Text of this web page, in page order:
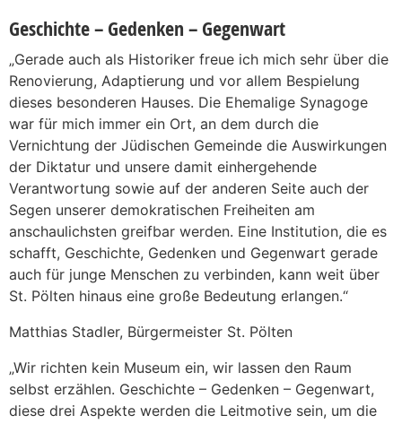
Geschichte – Gedenken – Gegenwart
„Gerade auch als Historiker freue ich mich sehr über die
Renovierung, Adaptierung und vor allem Bespielung
dieses besonderen Hauses. Die Ehemalige Synagoge
war für mich immer ein Ort, an dem durch die
Vernichtung der Jüdischen Gemeinde die Auswirkungen
der Diktatur und unsere damit einhergehende
Verantwortung sowie auf der anderen Seite auch der
Segen unserer demokratischen Freiheiten am
anschaulichsten greifbar werden. Eine Institution, die es
schafft, Geschichte, Gedenken und Gegenwart gerade
auch für junge Menschen zu verbinden, kann weit über
St. Pölten hinaus eine große Bedeutung erlangen.“
Matthias Stadler, Bürgermeister St. Pölten
„Wir richten kein Museum ein, wir lassen den Raum
selbst erzählen. Geschichte – Gedenken – Gegenwart,
diese drei Aspekte werden die Leitmotive sein, um die